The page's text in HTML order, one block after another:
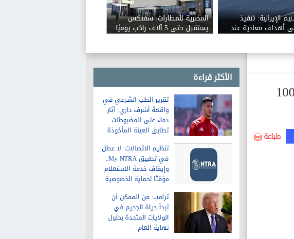
الإيرانية: تنفيذ
أهداف معادية عند
هرمز
المصرية للمطارات: سفنكس
يستقبل حتى 5 آلاف راكب يوميًا
ويخدم 28 وجهة دولية
الأكثر قراءة
تقرير الطب الشرعي في
واقعة أشرف داري: آثار
دماء على المضبوطات
تطابق العينة المأخوذة
تنظيم الاتصالات: لا عطل
في تطبيق My NTRA..
وإيقاف خدمة الاستعلام
مؤقتًا لحماية الخصوصية
ترامب: من الممكن أن
تبدأ حياة الجحيم في
الولايات المتحدة بحلول
نهاية العام
تأجيل دعوى مطالبة أسرة حبيبة الشماع بتعويض 100
طباعة